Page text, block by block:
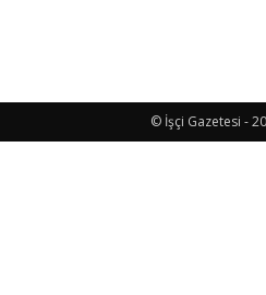
© İşçi Gazetesi -